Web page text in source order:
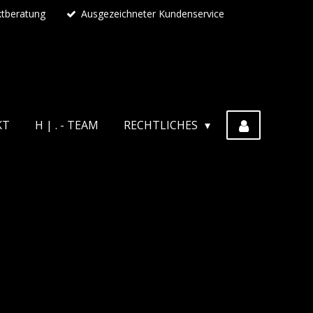
Ausgezeichneter Kundenservice
H | . - TEAM RECHTLICHES